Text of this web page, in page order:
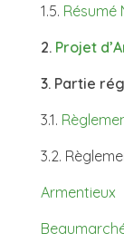
1.5. Résumé
2. Projet
3. Partie
3.1.
3.2.
Armentieux